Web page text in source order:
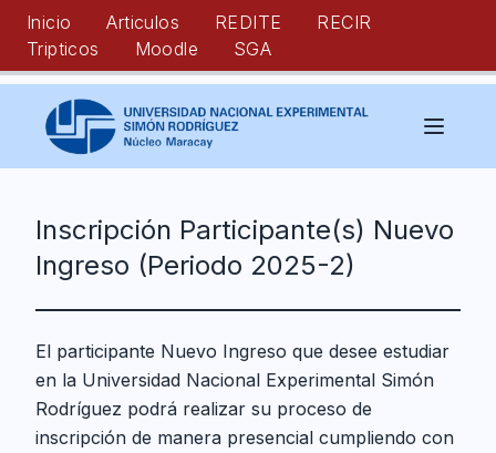
Inicio Articulos REDITE
RECIR
Tripticos
Moodle SGA
Inscripción Participante(s) Nuevo
Ingreso (Periodo 2025-2)
El participante Nuevo Ingreso que desee estudiar
en la Universidad Nacional Experimental Simón
Rodríguez podrá realizar su proceso de
inscripción de manera presencial cumpliendo con